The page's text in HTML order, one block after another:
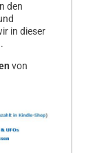
den
in dieser
von